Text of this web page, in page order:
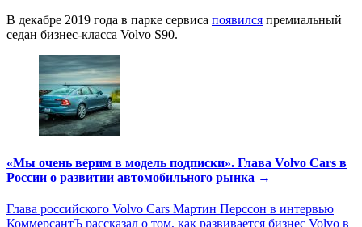
В декабре 2019 года в парке сервиса появился премиальный
седан бизнес-класса Volvo S90.
«Мы очень верим в модель подписки». Глава Volvo Cars в
России о развитии автомобильного рынка →
Глава российского Volvo Cars Мартин Перссон в интервью
КоммерсантЪ рассказал о том, как развивается бизнес Volvo в